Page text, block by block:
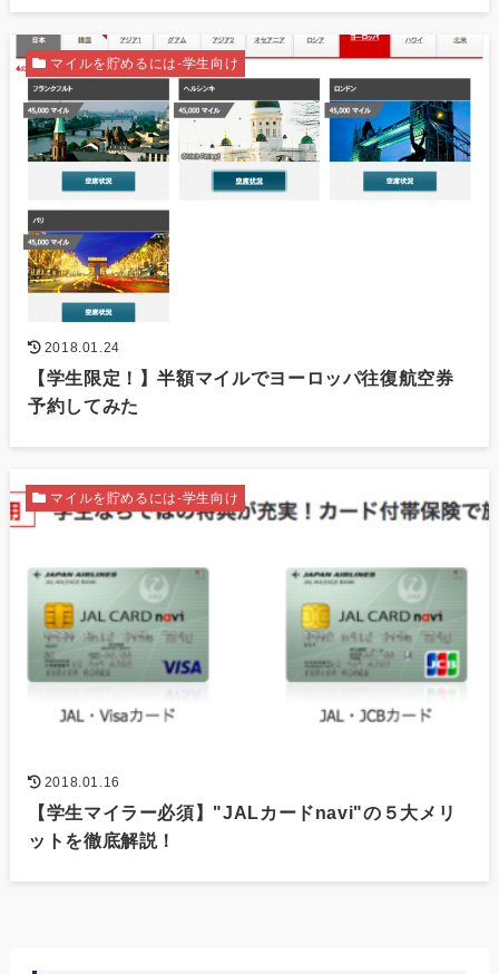
2018.01.24
【学生限定！】半額マイルでヨーロッパ往復航空券
予約してみた
マイルを貯めるには-学生向け
2018.01.16
【学生マイラー必須】"JALカードnavi"の５大メリ
ットを徹底解説！
マイルを貯めるには-学生向け